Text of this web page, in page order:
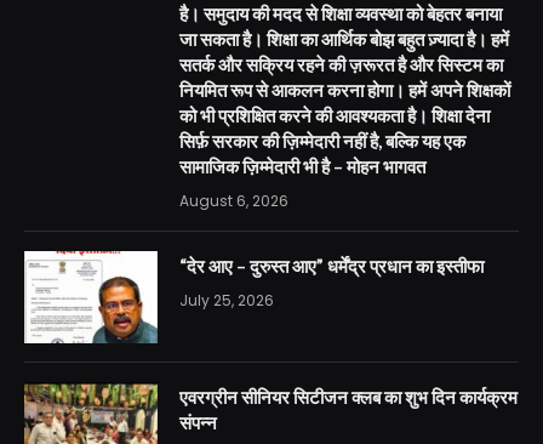
है। समुदाय की मदद से शिक्षा व्यवस्था को बेहतर बनाया
जा सकता है। शिक्षा का आर्थिक बोझ बहुत ज़्यादा है। हमें
सतर्क और सक्रिय रहने की ज़रूरत है और सिस्टम का
नियमित रूप से आकलन करना होगा। हमें अपने शिक्षकों
को भी प्रशिक्षित करने की आवश्यकता है। शिक्षा देना
सिर्फ़ सरकार की ज़िम्मेदारी नहीं है, बल्कि यह एक
सामाजिक ज़िम्मेदारी भी है – मोहन भागवत
August 6, 2026
“देर आए – दुरुस्त आए” धर्मेंद्र प्रधान का इस्तीफा
July 25, 2026
एवरग्रीन सीनियर सिटीजन क्लब का शुभ दिन कार्यक्रम
संपन्न